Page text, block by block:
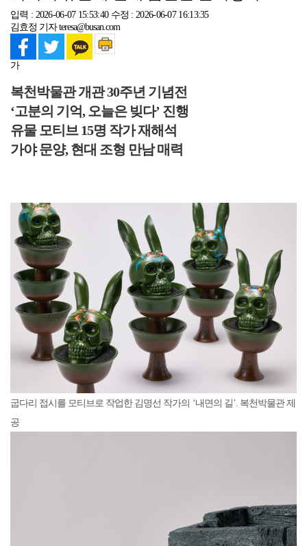
입력 : 2026-06-07 15:53:40 수정 : 2026-06-07 16:13:35
김효정 기자 teresa@busan.com
가
복천박물관 개관 30주년 기념전
‘고분의 기억, 오늘은 빚다’ 진행
유물 모티브 15명 작가 재해석
가야 문양, 현대 조형 만남 매력
굽다리 접시를 모티브로 작업한 김명선 작가의 ‘내면의 길’. 복천박물관 제
공